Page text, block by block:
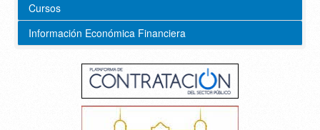
Cursos
Información Económica Financiera